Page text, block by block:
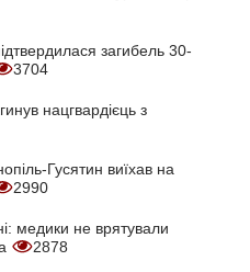
загибель 30-
3704
нацгвардієць з
Гусятин виїхав на
2990
медики не врятували
2878